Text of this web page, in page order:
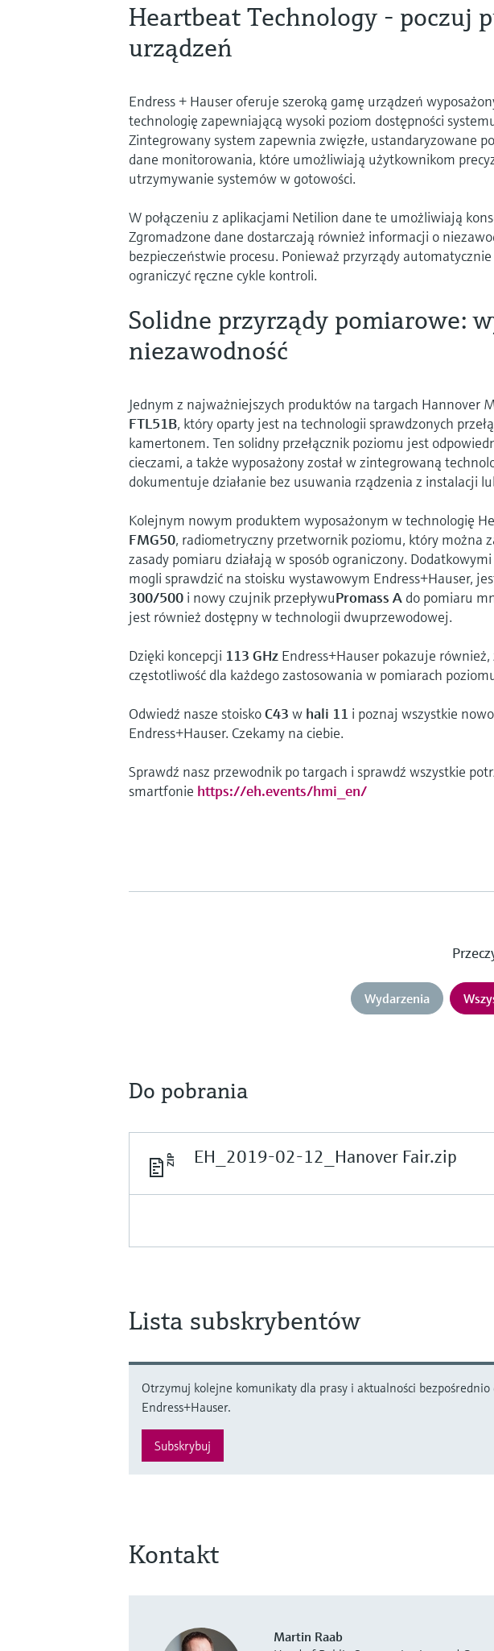
Heartbeat Technology - poczuj
urządzeń
Endress + Hauser oferuje szeroką gamę urządzeń
technologię zapewniającą wysoki poziom dostępności
Zintegrowany system zapewnia zwięzłe, ustandaryzowane
dane monitorowania, które umożliwiają użytkownikom
utrzymywanie systemów w gotowości.
W połączeniu z aplikacjami Netilion dane te umożliwiają
Zgromadzone dane dostarczają również informacji o
bezpieczeństwie procesu. Ponieważ przyrządy
ograniczyć ręczne cykle kontroli.
Solidne przyrządy pomiarowe:
niezawodność
Jednym z najważniejszych produktów na targach Hannover
FTL51B, który oparty jest na technologii sprawdzonych
kamertonem. Ten solidny przełącznik poziomu jest
cieczami, a także wyposażony został w zintegrowaną
dokumentuje działanie bez usuwania rządzenia z instalacji
Kolejnym nowym produktem wyposażonym w technologię
FMG50, radiometryczny przetwornik poziomu, który można
zasady pomiaru działają w sposób ograniczony.
mogli sprawdzić na stoisku wystawowym Endress+Hauser,
300/500 i nowy czujnik przepływuPromass A do pomiaru
jest również dostępny w technologii dwuprzewodowej.
Dzięki koncepcji 113 GHz Endress+Hauser pokazuje
częstotliwość dla każdego zastosowania w pomiarach
Odwiedź nasze stoiskoC43 w hali 11 i poznaj wszystkie
Endress+Hauser. Czekamy na ciebie.
Sprawdź nasz przewodnik po targach i sprawdź wszystkie
smartfonie https://eh.events/hmi_en/
Wydarzenia
Do pobrania
EH_2019-02-12_Hanover Fair.zip
Lista subskrybentów
Otrzymuj kolejne komunikaty dla prasy i aktualności
Endress+Hauser.
Subskrybuj
Kontakt
Martin Raab